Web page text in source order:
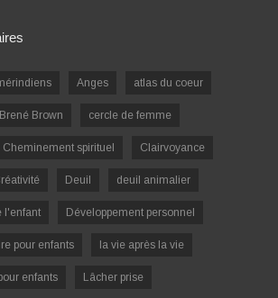
Anges atlas du coeur
Brené Brown cercle de femme
Cheminement spirituel Clairvoyance
Deuil deuil animalier
l'enfant Développement personnel
pour enfants la vie après la vie
enfants Lâcher prise